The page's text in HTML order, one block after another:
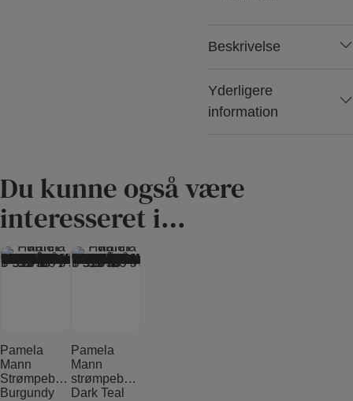
Beskrivelse
Yderligere
information
Du kunne også være
interesseret i…
Pamela
Mann
Strømpebukser
Burgundy
Pamela
Mann
strømpebukser
Dark Teal